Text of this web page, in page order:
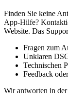
Finden Sie keine
App-Hilfe?
Website. Das
Fragen zum
Unklaren
Technischen
Feedback
Wir antworten in